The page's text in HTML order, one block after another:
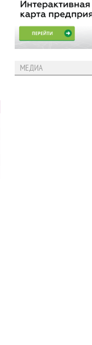
МЕДИА